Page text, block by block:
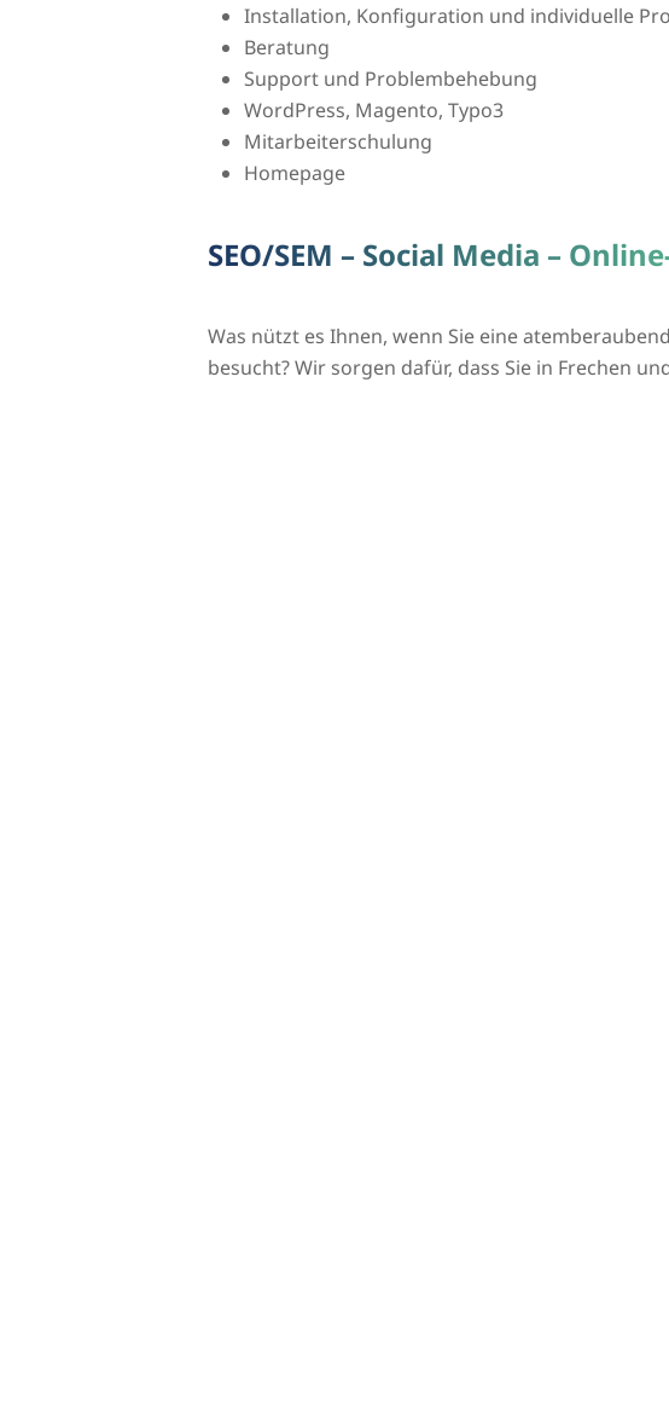
Installation, Konfiguration und individuelle
Beratung
Support und Problembehebung
WordPress, Magento, Typo3
Mitarbeiterschulung
Homepage
SEO/SEM – Social Media –
Was nützt es Ihnen, wenn Sie eine
besucht? Wir sorgen dafür, dass Sie in Frechen